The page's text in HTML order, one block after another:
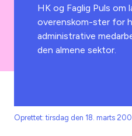
HK og Faglig Puls om
overenskom-ster for
administrative
den almene sektor.
Oprettet: tirsdag den 18. marts